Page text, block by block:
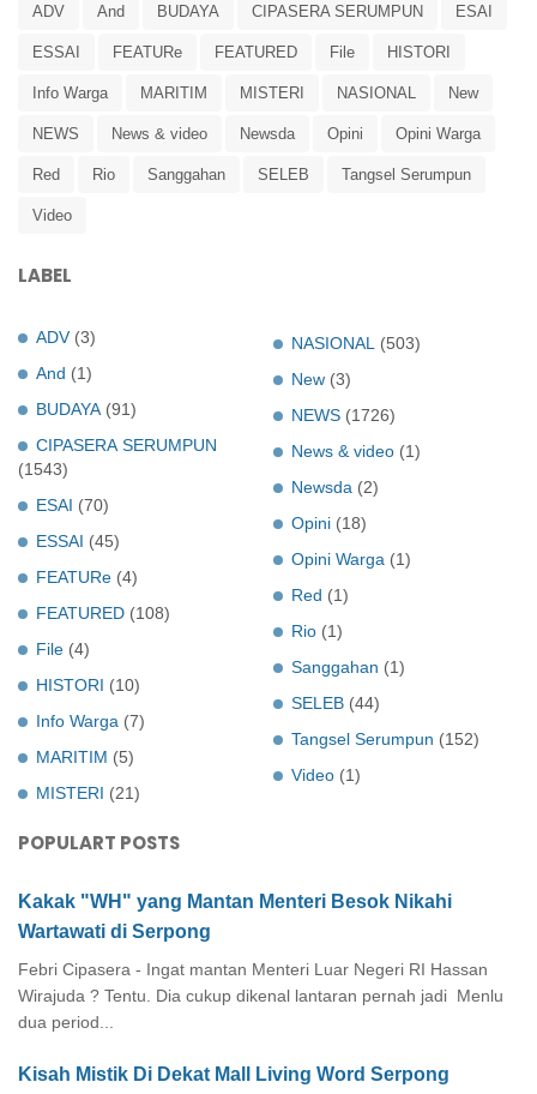
ADV And BUDAYA CIPASERA SERUMPUN ESAI
ESSAI FEATURe FEATURED File HISTORI
Info Warga MARITIM MISTERI NASIONAL New
NEWS News & video Newsda Opini Opini Warga
Red Rio Sanggahan SELEB Tangsel Serumpun
Video
LABEL
ADV (3)
And (1)
BUDAYA (91)
CIPASERA SERUMPUN
(1543)
ESAI (70)
ESSAI (45)
FEATURe (4)
FEATURED (108)
File (4)
HISTORI (10)
Info Warga (7)
MARITIM (5)
MISTERI (21)
NASIONAL
(503)
New (3)
NEWS (1726)
News & video (1)
Newsda (2)
Opini (18)
Opini Warga (1)
Red (1)
Rio (1)
Sanggahan (1)
SELEB (44)
Tangsel Serumpun (152)
Video (1)
POPULART POSTS
Kakak "WH" yang Mantan Menteri Besok Nikahi
Wartawati di Serpong
Febri Cipasera - Ingat mantan Menteri Luar Negeri RI Hassan
Wirajuda ? Tentu. Dia cukup dikenal lantaran pernah jadi Menlu
dua period...
Kisah Mistik Di Dekat Mall Living Word Serpong